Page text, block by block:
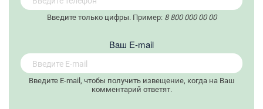
Введите только цифры. Пример: 8 800 000 00 00
Вaш E-mail
Введите E-mail, чтобы получить извещение, когда на Ваш
комментарий ответят.